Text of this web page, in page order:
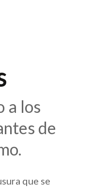
a los
de
que se